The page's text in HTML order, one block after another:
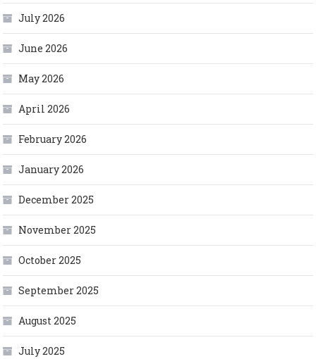
July 2026
June 2026
May 2026
April 2026
February 2026
January 2026
December 2025
November 2025
October 2025
September 2025
August 2025
July 2025